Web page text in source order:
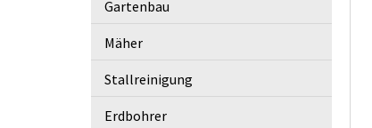
Gartenbau
Mäher
Stallreinigung
Erdbohrer